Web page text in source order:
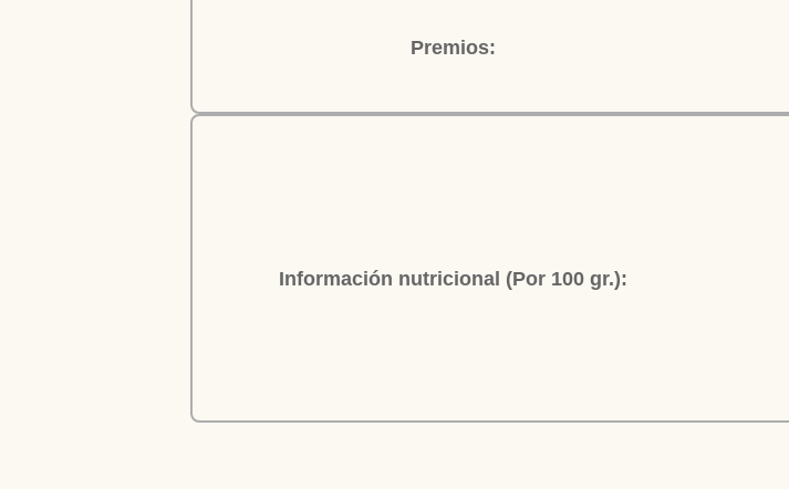
Premios:
Información nutricional (Por 100 gr.):